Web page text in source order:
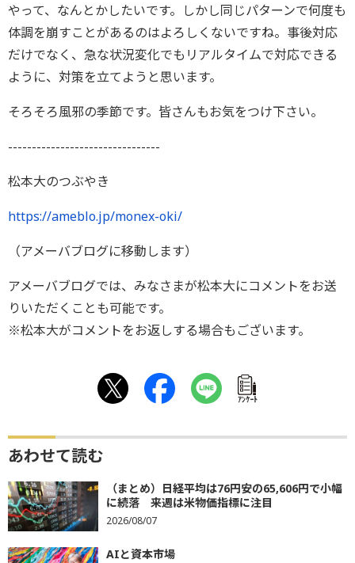
やって、なんとかしたいです。しかし同じパターンで何度も
体調を崩すことがあるのはよろしくないですね。事後対応
だけでなく、急な状況変化でもリアルタイムで対応できる
ように、対策を立てようと思います。
そろそろ風邪の季節です。皆さんもお気をつけ下さい。
--------------------------------
松本大のつぶやき
https://ameblo.jp/monex-oki/
（アメーバブログに移動します）
アメーバブログでは、みなさまが松本大にコメントをお送
りいただくことも可能です。
※松本大がコメントをお返しする場合もございます。
ｱﾝｹｰﾄ
あわせて読む
（まとめ）日経平均は76円安の65,606円で小幅
に続落 来週は米物価指標に注目
2026/08/07
AIと資本市場